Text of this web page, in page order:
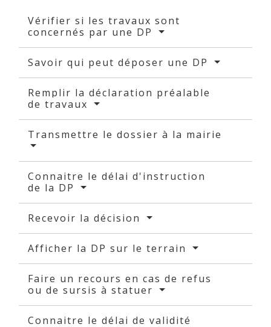
Vérifier si les travaux sont
concernés par une DP
Savoir qui peut déposer une DP
Remplir la déclaration préalable
de travaux
Transmettre le dossier à la mairie
Connaitre le délai d'instruction
de la DP
Recevoir la décision
Afficher la DP sur le terrain
Faire un recours en cas de refus
ou de sursis à statuer
Connaitre le délai de validité